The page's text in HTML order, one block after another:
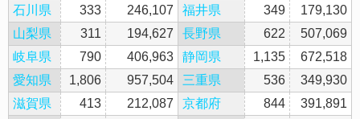
石川県
333 246,107 福井県 349
179,130
山梨県
311 194,627 長野県 622
507,069
岐阜県
790 406,963 静岡県 1,135
672,518
愛知県
1,806 957,504 三重県 536
349,930
滋賀県
413 212,087 京都府 844 391,891